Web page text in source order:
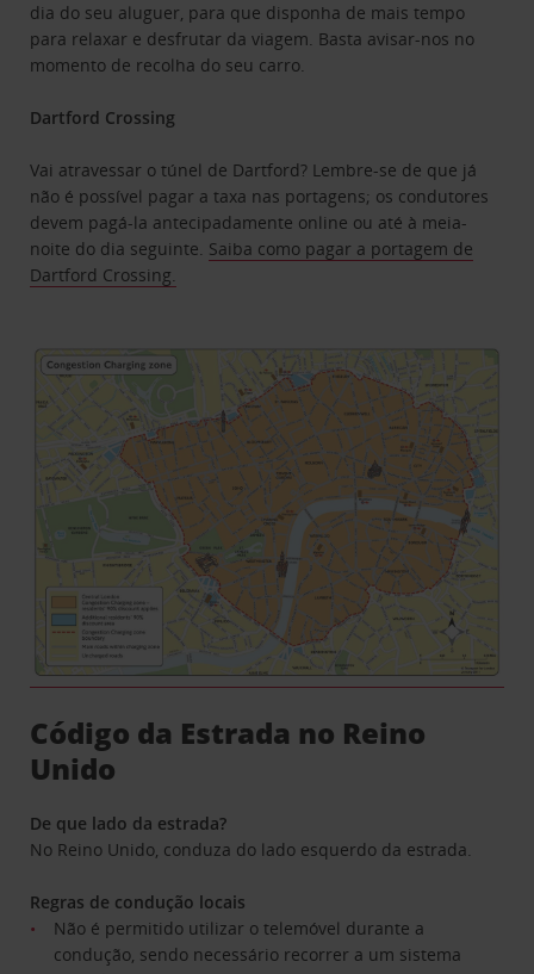
dia do seu aluguer, para que disponha de mais tempo
para relaxar e desfrutar da viagem. Basta avisar-nos no
momento de recolha do seu carro.
Dartford Crossing
Vai atravessar o túnel de Dartford? Lembre-se de que já
não é possível pagar a taxa nas portagens; os condutores
devem pagá-la antecipadamente online ou até à meia-
noite do dia seguinte. Saiba como pagar a portagem de
Dartford Crossing.
Código da Estrada no Reino
Unido
De que lado da estrada?
No Reino Unido, conduza do lado esquerdo da estrada.
Regras de condução locais
Não é permitido utilizar o telemóvel durante a
condução, sendo necessário recorrer a um sistema